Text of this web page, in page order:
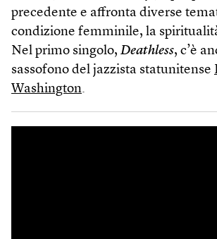
precedente e affronta diverse
condizione femminile, la
Nel primo singolo, Deathless, c’è
sassofono del jazzista statunitense
Washington.